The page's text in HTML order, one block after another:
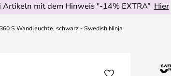
mit dem Hinweis "-14% EXTRA” Hier
S Wandleuchte, schwarz - Swedish Ninja